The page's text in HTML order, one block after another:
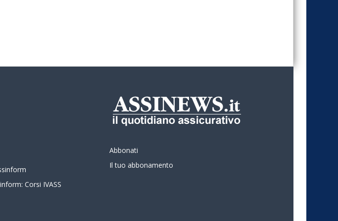
Corsi IVASS
Abbonati
Il tuo abbonamento